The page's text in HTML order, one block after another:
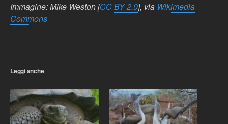
Immagine: Mike Weston [CC BY 2.0], via Wikimedia
Commons
Leggi anche